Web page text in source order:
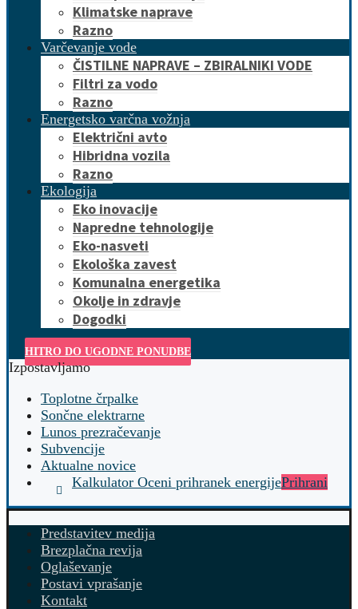
Klimatske naprave
Razno
Varčevanje vode
ČISTILNE NAPRAVE – ZBIRALNIKI VODE
Filtri za vodo
Razno
Energetsko varčna vožnja
Električni avto
Hibridna vozila
Razno
Ekologija
Eko inovacije
Napredne tehnologije
Eko-nasveti
Ekološka zavest
Komunalna energetika
Okolje in zdravje
Dogodki
HITRO DO UGODNE PONUDBE
Izpostavljamo
Toplotne črpalke
Sončne elektrarne
Lunos prezračevanje
Subvencije
Aktualne novice
Kalkulator Oceni prihranek energijePrihrani
Predstavitev medija
Brezplačna revija
Oglaševanje
Postavi vprašanje
Kontakt